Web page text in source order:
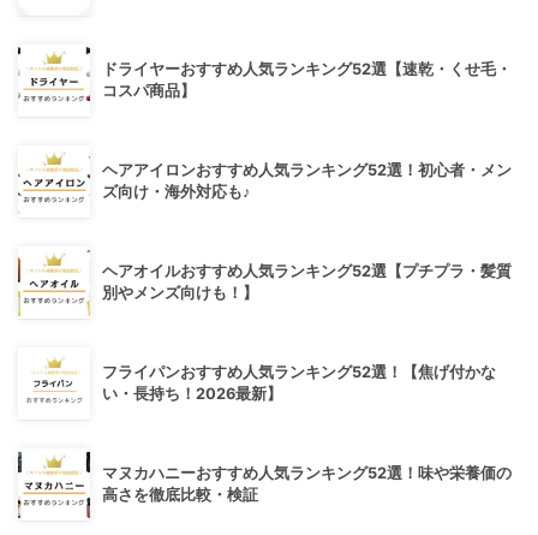
ドライヤーおすすめ人気ランキング52選【速乾・くせ毛・
コスパ商品】
ヘアアイロンおすすめ人気ランキング52選！初心者・メン
ズ向け・海外対応も♪
ヘアオイルおすすめ人気ランキング52選【プチプラ・髪質
別やメンズ向けも！】
フライパンおすすめ人気ランキング52選！【焦げ付かな
い・長持ち！2026最新】
マヌカハニーおすすめ人気ランキング52選！味や栄養価の
高さを徹底比較・検証